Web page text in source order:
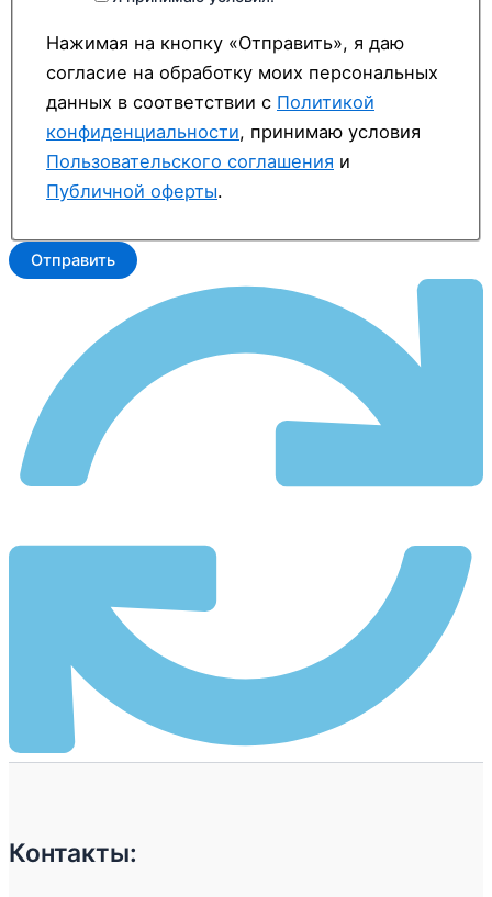
Нажимая на кнопку «Отправить», я даю
согласие на обработку моих персональных
данных в соответствии с Политикой
конфиденциальности, принимаю условия
Пользовательского соглашения и
Публичной оферты.
Отправить
Контакты: